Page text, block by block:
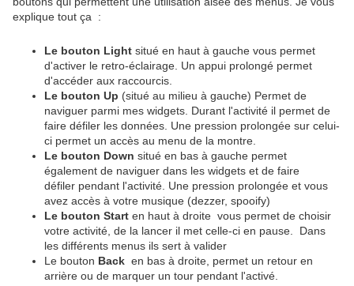
explique tout ça :
Le bouton Light situé en haut à gauche vous permet
d'activer le retro-éclairage. Un appui prolongé permet
d'accéder aux raccourcis.
Le bouton Up (situé au milieu à gauche) Permet de
naviguer parmi mes widgets. Durant l'activité il permet de
faire défiler les données. Une pression prolongée sur celui-
ci permet un accès au menu de la montre.
Le bouton Down situé en bas à gauche permet
également de naviguer dans les widgets et de faire
défiler pendant l'activité. Une pression prolongée et vous
avez accès à votre musique (dezzer, spooify)
Le bouton Start en haut à droite vous permet de choisir
votre activité, de la lancer il met celle-ci en pause. Dans
les différents menus ils sert à valider
Le bouton Back en bas à droite, permet un retour en
arrière ou de marquer un tour pendant l'activé.